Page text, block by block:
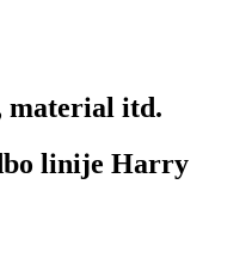
material itd.
linije Harry